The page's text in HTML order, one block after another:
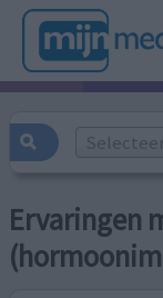
Selecteer
Ervaringen